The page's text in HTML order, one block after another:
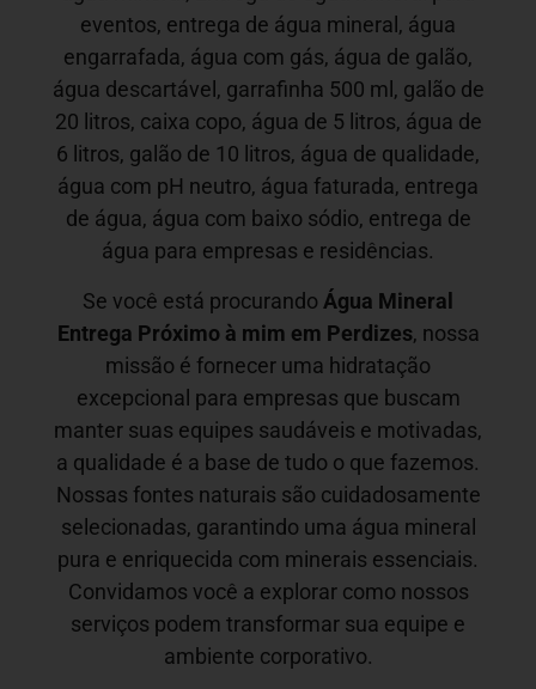
eventos, entrega de água mineral, água
engarrafada, água com gás, água de galão,
água descartável, garrafinha 500 ml, galão de
20 litros, caixa copo, água de 5 litros, água de
6 litros, galão de 10 litros, água de qualidade,
água com pH neutro, água faturada, entrega
de água, água com baixo sódio, entrega de
água para empresas e residências.
Se você está procurando Água Mineral
Entrega Próximo à mim em Perdizes, nossa
missão é fornecer uma hidratação
excepcional para empresas que buscam
manter suas equipes saudáveis e motivadas,
a qualidade é a base de tudo o que fazemos.
Nossas fontes naturais são cuidadosamente
selecionadas, garantindo uma água mineral
pura e enriquecida com minerais essenciais.
Convidamos você a explorar como nossos
serviços podem transformar sua equipe e
ambiente corporativo.